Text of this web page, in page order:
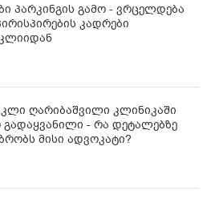
პარკინგის გამო - ვრცელდება
კადრები
ღარიბაშვილი კლინიკაში
გადაყვანილი - რა დეტალებზე
მისი ადვოკატი?